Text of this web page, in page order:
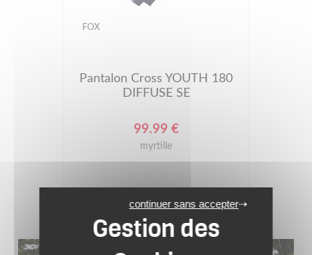
FOX
Pantalon Cross YOUTH 180
DIFFUSE SE
99.99 €
myrtille
continuer sans accepter